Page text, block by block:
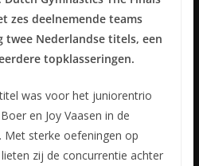
zes deelnemende teams
twee Nederlandse titels, een
topklasseringen.
was voor het juniorentrio
en Joy Vaasen in de
Met sterke oefeningen op
zij de concurrentie achter